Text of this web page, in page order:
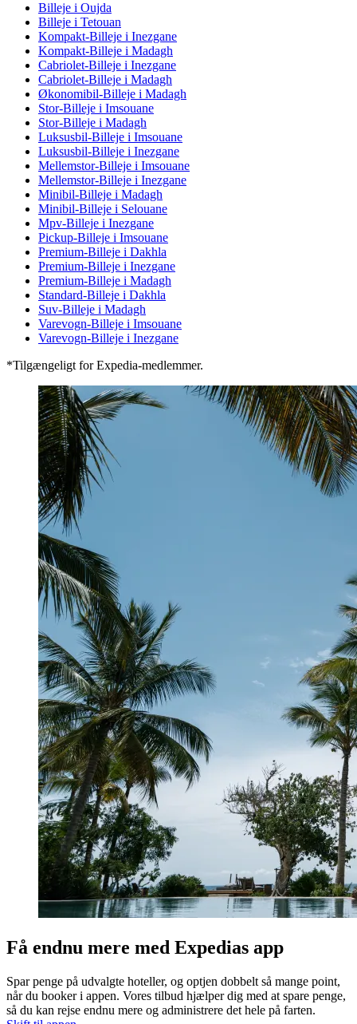
Billeje i Oujda
Billeje i Tetouan
Kompakt-Billeje i Inezgane
Kompakt-Billeje i Madagh
Cabriolet-Billeje i Inezgane
Cabriolet-Billeje i Madagh
Økonomibil-Billeje i Madagh
Stor-Billeje i Imsouane
Stor-Billeje i Madagh
Luksusbil-Billeje i Imsouane
Luksusbil-Billeje i Inezgane
Mellemstor-Billeje i Imsouane
Mellemstor-Billeje i Inezgane
Minibil-Billeje i Madagh
Minibil-Billeje i Selouane
Mpv-Billeje i Inezgane
Pickup-Billeje i Imsouane
Premium-Billeje i Dakhla
Premium-Billeje i Inezgane
Premium-Billeje i Madagh
Standard-Billeje i Dakhla
Suv-Billeje i Madagh
Varevogn-Billeje i Imsouane
Varevogn-Billeje i Inezgane
*Tilgængeligt for Expedia-medlemmer.
Få endnu mere med Expedias app
Spar penge på udvalgte hoteller, og optjen dobbelt så mange point,
når du booker i appen. Vores tilbud hjælper dig med at spare penge,
så du kan rejse endnu mere og administrere det hele på farten.